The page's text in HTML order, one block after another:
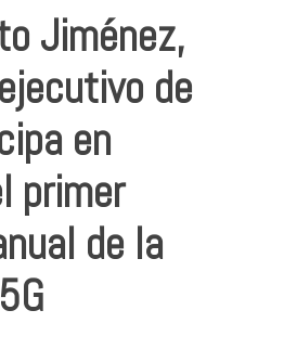
Jiménez,
de
en
primer
de la